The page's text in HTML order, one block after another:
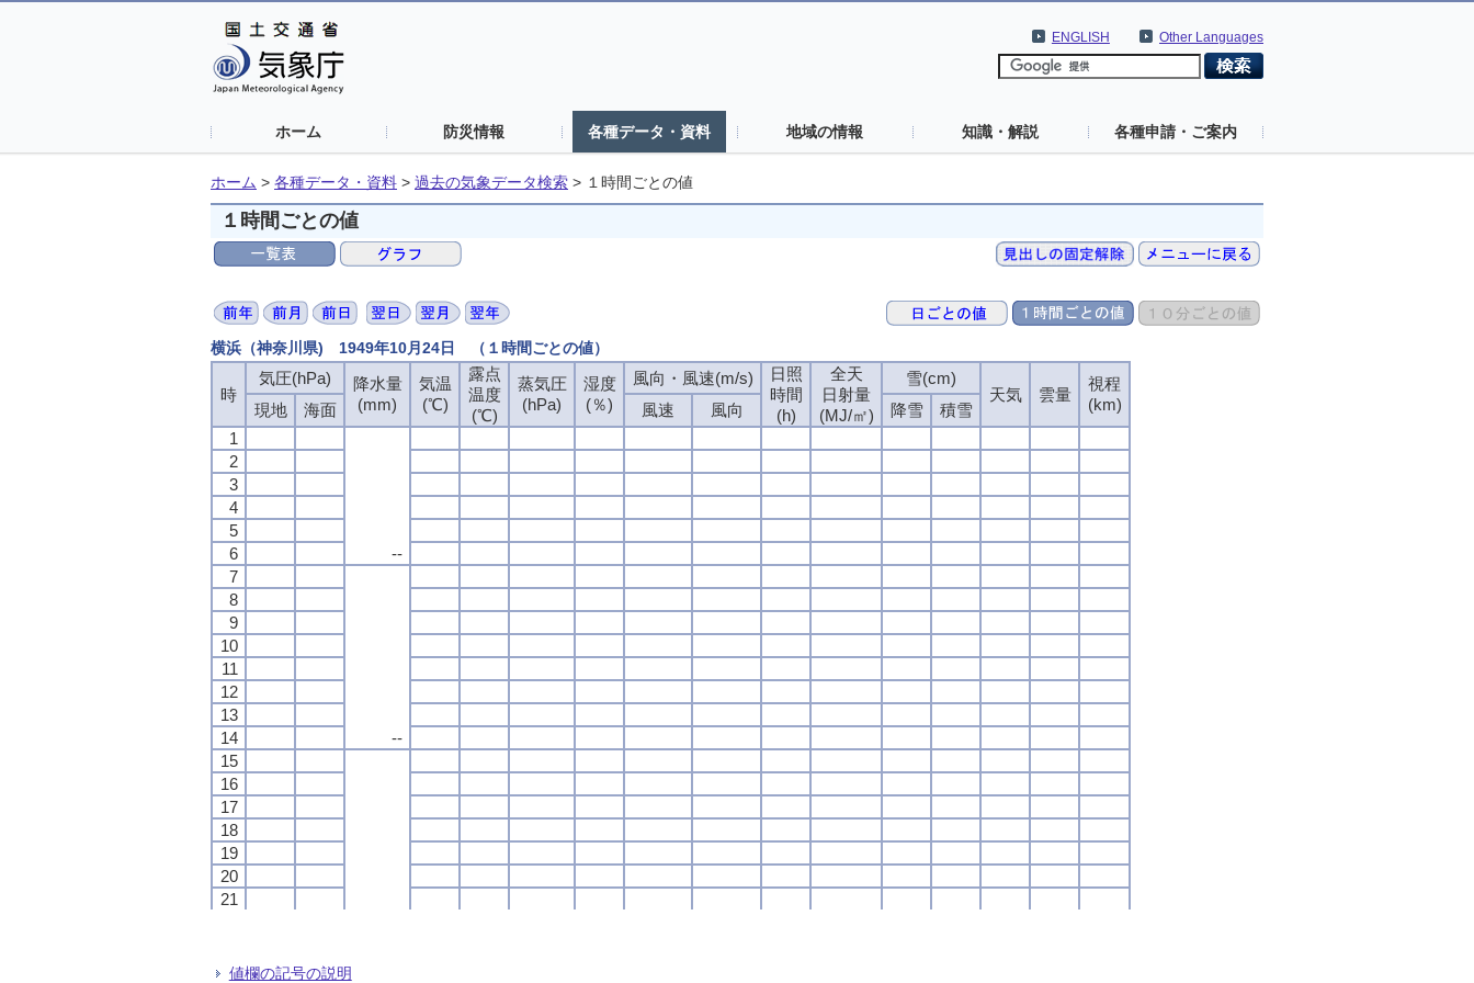
Other Languages
ENGLISH
ホーム 防災情報 各種データ・資料 地域の情報 知識・解説 各種申請・ご案内
ホーム > 各種データ・資料 > 過去の気象データ検索 > １時間ごとの値
１時間ごとの値
横浜（神奈川県) 1949年10月24日 （１時間ごとの値）
時
気圧(hPa)
降水量
(mm)
気温
(℃)
露点
温度
(℃)
蒸気圧
(hPa)
湿度
(％)
風向・風速(m/s)
日照
時間
(h)
全天
日射量
(MJ/㎡)
雪(cm)
天気
雲量
視程
(km)
現地 海面 風速 風向 降雪
積雪
1
--
2
3
4
5
6
7
--
8
9
10
11
12
13
14
15
16
17
18
19
20
21
24
時
気圧(hPa)
降水量
(mm)
気温
(℃)
露点
温度
(℃)
蒸気圧
(hPa)
湿度
(％)
風向・風速(m/s)
日照
時間
(h)
全天
日射量
(MJ/㎡)
雪(cm)
天気
雲量
視程
(km)
現地 海面 風速 風向 降雪
積雪
1
--
2
3
4
5
6
7
--
8
9
10
11
12
13
14
15
16
17
18
19
20
21
24
時
気圧(hPa)
降水量
(mm)
気温
(℃)
露点
温度
(℃)
蒸気圧
(hPa)
湿度
(％)
風向・風速(m/s)
日照
時間
(h)
全天
日射量
(MJ/㎡)
雪(cm)
天気
雲量
視程
(km)
現地 海面 風速 風向 降雪
積雪
1
--
2
3
4
5
6
7
--
8
9
10
11
12
13
14
15
16
17
18
19
20
21
24
時
気圧(hPa)
降水量
(mm)
気温
(℃)
露点
温度
(℃)
蒸気圧
(hPa)
湿度
(％)
風向・風速(m/s)
日照
時間
(h)
全天
日射量
(MJ/㎡)
雪(cm)
天気
雲量
視程
(km)
現地 海面 風速 風向 降雪
積雪
1
--
2
3
4
5
6
7
--
8
9
10
11
12
13
14
15
16
17
18
19
20
21
24
値欄の記号の説明